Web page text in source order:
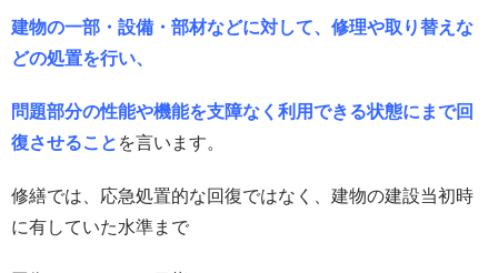
建物の一部・設備・部材などに対して、修理や取り替えな
どの処置を行い、
問題部分の性能や機能を支障なく利用できる状態にまで回
復させること を言います。
修繕では、応急処置的な回復ではなく、建物の建設当初時
に有していた水準まで